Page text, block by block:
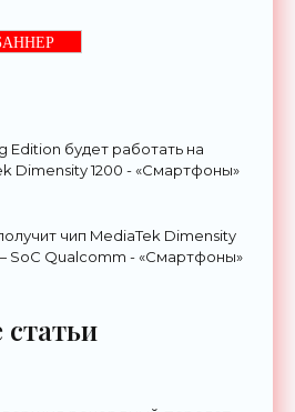
Edition будет работать на
Dimensity 1200 - «Смартфоны»
чип MediaTek Dimensity
SoC Qualcomm - «Смартфоны»